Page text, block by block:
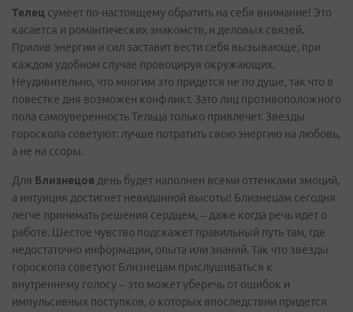
Телец сумеет по-настоящему обратить на себя внимание! Это
касается и романтических знакомств, и деловых связей.
Прилив энергии и сил заставит вести себя вызывающе, при
каждом удобном случае провоцируя окружающих.
Неудивительно, что многим это придется не по душе, так что в
повестке дня возможен конфликт. Зато лиц противоположного
пола самоуверенность Тельца только привлечет. Звезды
гороскопа советуют: лучше потратить свою энергию на любовь,
а не на ссоры.
Для Близнецов день будет наполнен всеми оттенками эмоций,
а интуиция достигнет невиданной высоты! Близнецам сегодня
легче принимать решения сердцем, – даже когда речь идет о
работе. Шестое чувство подскажет правильный путь там, где
недостаточно информации, опыта или знаний. Так что звезды
гороскопа советуют Близнецам прислушиваться к
внутреннему голосу – это может уберечь от ошибок и
импульсивных поступков, о которых впоследствии придется